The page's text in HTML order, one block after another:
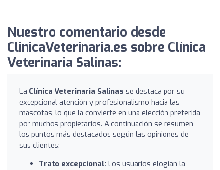
Nuestro comentario desde
ClinicaVeterinaria.es sobre Clínica
Veterinaria Salinas:
La Clínica Veterinaria Salinas se destaca por su
excepcional atención y profesionalismo hacia las
mascotas, lo que la convierte en una elección preferida
por muchos propietarios. A continuación se resumen
los puntos más destacados según las opiniones de
sus clientes:
Trato excepcional: Los usuarios elogian la